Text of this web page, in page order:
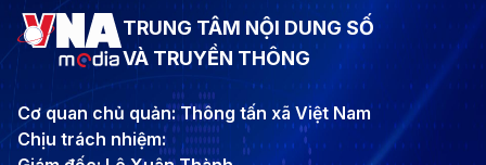
TRUNG TÂM NỘI DUNG SỐ
VÀ TRUYỀN THÔNG
Cơ quan chủ quản: Thông tấn xã Việt Nam
Chịu trách nhiệm: